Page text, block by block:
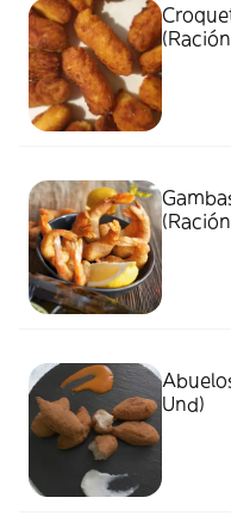
Und)